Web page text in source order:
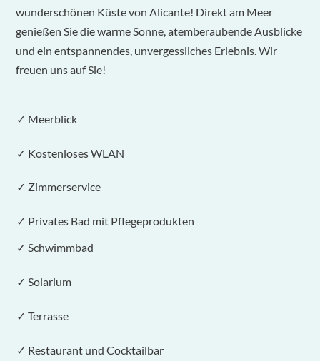
wunderschönen Küste von Alicante! Direkt am Meer
genießen Sie die warme Sonne, atemberaubende Ausblicke
und ein entspannendes, unvergessliches Erlebnis. Wir
freuen uns auf Sie!
✓ Meerblick
✓ Kostenloses WLAN
✓ Zimmerservice
✓ Privates Bad mit Pflegeprodukten
✓ Schwimmbad
✓ Solarium
✓ Terrasse
✓ Restaurant und Cocktailbar